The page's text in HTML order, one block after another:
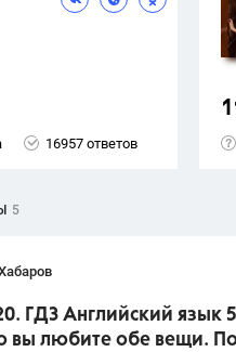
16957 ответов
5
ГДЗ Английский язык
вы любите обе вещи.